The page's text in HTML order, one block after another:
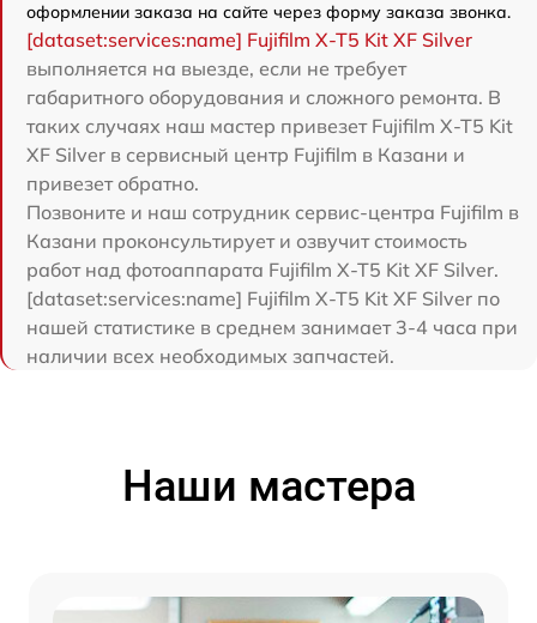
оформлении заказа на сайте через форму заказа звонка.
[dataset:services:name] Fujifilm X-T5 Kit XF Silver
выполняется на выезде, если не требует
габаритного оборудования и сложного ремонта. В
таких случаях наш мастер привезет Fujifilm X-T5 Kit
XF Silver в сервисный центр Fujifilm в Казани и
привезет обратно.
Позвоните и наш сотрудник сервис-центра Fujifilm в
Казани проконсультирует и озвучит стоимость
работ над фотоаппарата Fujifilm X-T5 Kit XF Silver.
[dataset:services:name] Fujifilm X-T5 Kit XF Silver по
нашей статистике в среднем занимает 3-4 часа при
наличии всех необходимых запчастей.
Наши мастера